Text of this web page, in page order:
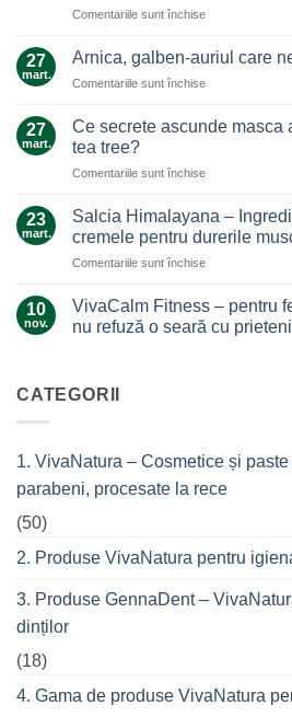
Comentariile sunt închisepentru
de
Un
de
nu
lasă
la…
27
mart.
Arnica, galben-auriul care
Comentariile sunt închisepentru
galben-
ne
durerile
27
mart.
Ce secrete ascunde masca
tea tree?
Comentariile sunt închisepentru
secrete
ascunde
masca
antiacneică
argilă
23
mart.
Salcia Himalayana –
cremele pentru durerile
Comentariile sunt închisepentru
Himalayana
Ingredientul
musculare
ale
10
nov.
VivaCalm Fitness – pentru
nu refuză o seară cu
VivaCalm
Fitness
de
care
cu
în
oraș
CATEGORII
1. VivaNatura – Cosmetice și
parabeni, procesate la rece
(50)
2. Produse VivaNatura pentru
3. Produse GennaDent –
dinților
(18)
4. Gama de produse VivaNatura